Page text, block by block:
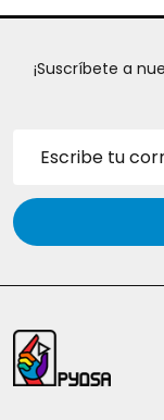
¡Suscríbete a
correo
electrónico
Inicio
del